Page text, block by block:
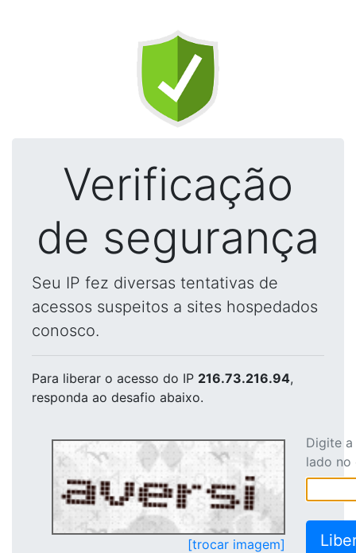
Verificação
de segurança
Seu IP fez diversas tentativas de
acessos suspeitos a sites hospedados
conosco.
Para liberar o acesso do IP 216.73.216.94,
responda ao desafio abaixo.
[trocar imagem]
Digite
lado no